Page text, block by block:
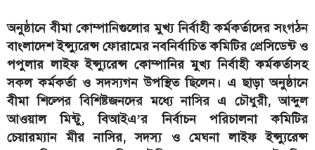
অনুষ্ঠানে বীমা কোম্পানিগুলোর মুখ্য নির্বাহী কর্মকর্তাদের সংগঠন
বাংলাদেশ ইন্স্যুরেন্স ফোরামের নবনির্বাচিত কমিটির প্রেসিডেন্ট ও
পপুলার লাইফ ইন্স্যুরেন্স কোম্পানির মুখ্য নির্বাহী কর্মকর্তাসহ
সকল কর্মকর্তা ও সদস্যগন উপস্থিত ছিলেন। এ ছাড়া অনুষ্ঠানে
বীমা শিল্পের বিশিষ্টজনদের মধ্যে নাসির এ চৌধুরী, আব্দুল
আওয়াল মিন্টু, বিআইএ’র নির্বাচন পরিচালনা কমিটির
চেয়ারম্যান মীর নাসির, সদস্য ও মেঘনা লাইফ ইন্স্যুরেন্স